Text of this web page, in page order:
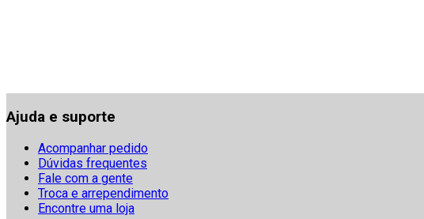
Ajuda e suporte
Acompanhar pedido
Dúvidas frequentes
Fale com a gente
Troca e arrependimento
Encontre uma loja